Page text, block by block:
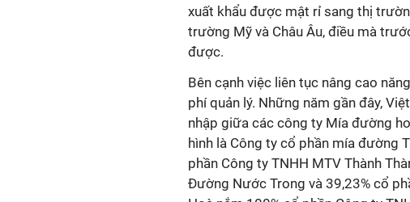
xuất khẩu được mật rỉ sang thị
trường Mỹ và Châu Âu, điều mà
được.
Bên cạnh việc liên tục nâng cao
phí quản lý. Những năm gần đây,
nhập giữa các công ty Mía đường
hình là Công ty cổ phần mía đường
phần Công ty TNHH MTV Thành
Đường Nước Trong và 39,23% cổ